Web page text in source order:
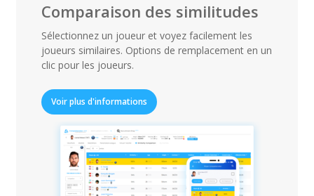
Comparaison des similitudes
Sélectionnez un joueur et voyez facilement les
joueurs similaires. Options de remplacement en un
clic pour les joueurs.
Voir plus d'informations